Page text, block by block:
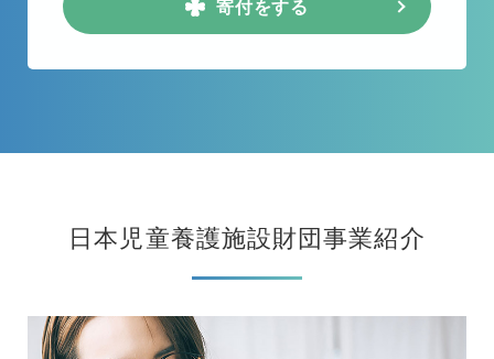
寄付をする
日本児童養護施設財団事業紹介